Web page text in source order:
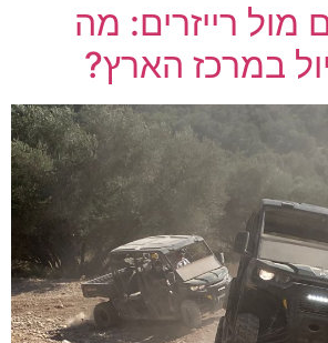
מול רייזרים: מה
במרכז הארץ?